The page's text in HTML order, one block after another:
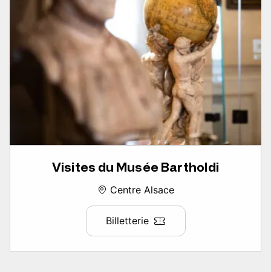
Visites du Musée Bartholdi
Centre Alsace
Billetterie